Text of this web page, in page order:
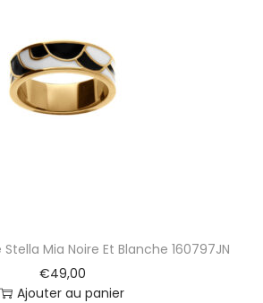
Mia Noire Et Blanche 160797JN
€49,00
Ajouter au panier